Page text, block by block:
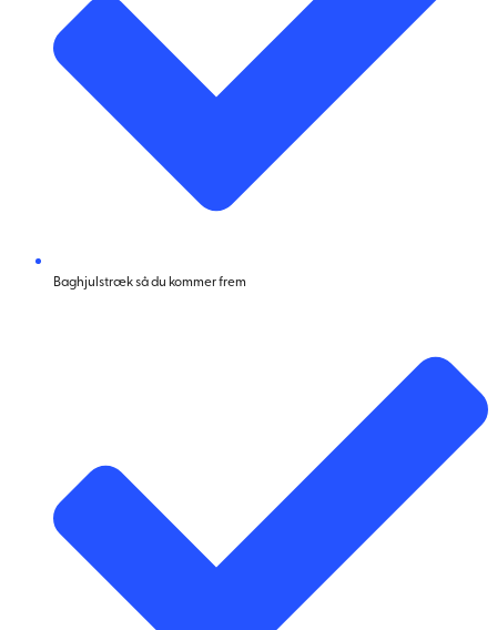
Baghjulstræk så du kommer frem